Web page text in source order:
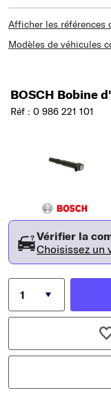
Afficher les références
Modèles de véhicules
BOSCH Bobine
Réf : 0 986 221 101
Vérifier la
Choisissez un